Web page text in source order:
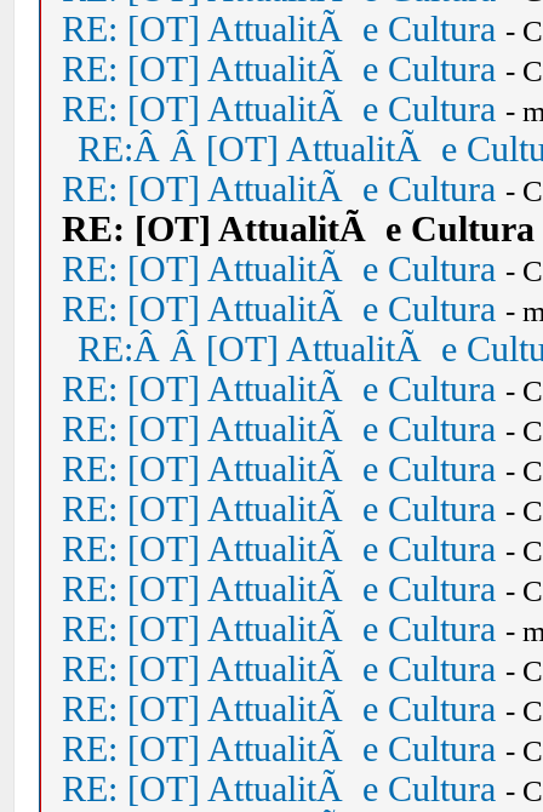
RE: [OT] AttualitÃ e Cultura -
RE: [OT] AttualitÃ e Cultura -
RE: [OT] AttualitÃ e Cultura -
RE:Â Â [OT] AttualitÃ e
RE: [OT] AttualitÃ e Cultura -
RE: [OT] AttualitÃ e Cultura
RE: [OT] AttualitÃ e Cultura -
RE: [OT] AttualitÃ e Cultura -
RE:Â Â [OT] AttualitÃ e
RE: [OT] AttualitÃ e Cultura -
RE: [OT] AttualitÃ e Cultura -
RE: [OT] AttualitÃ e Cultura -
RE: [OT] AttualitÃ e Cultura -
RE: [OT] AttualitÃ e Cultura -
RE: [OT] AttualitÃ e Cultura -
RE: [OT] AttualitÃ e Cultura -
RE: [OT] AttualitÃ e Cultura -
RE: [OT] AttualitÃ e Cultura -
RE: [OT] AttualitÃ e Cultura -
RE: [OT] AttualitÃ e Cultura -